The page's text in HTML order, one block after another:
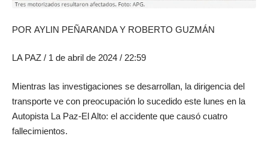
POR AYLIN PEÑARANDA Y ROBERTO GUZMÁN
LA PAZ / 1 de abril de 2024 / 22:59
Mientras las investigaciones se desarrollan, la dirigencia del
transporte ve con preocupación lo sucedido este lunes en la
Autopista La Paz-El Alto: el accidente que causó cuatro
fallecimientos.